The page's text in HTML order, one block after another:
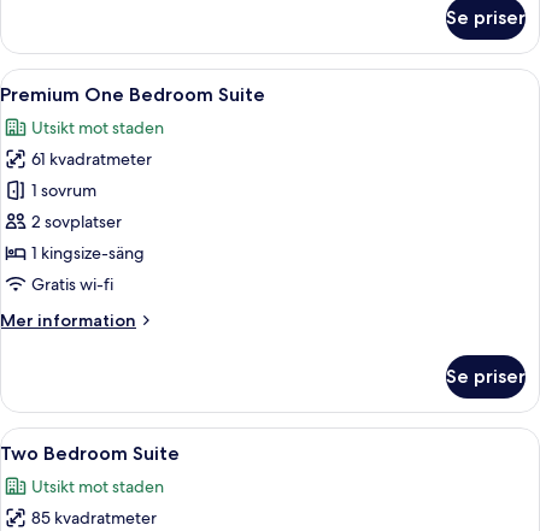
Bedroom
Suite
Se priser
Öppna
alla
foton
för
Premium
One
Bedroom
Suite
Ett modernt hotellrum med ett stort
16
Premium One Bedroom Suite
Utsikt mot staden
61 kvadratmeter
1 sovrum
2 sovplatser
1 kingsize-säng
Gratis wi-fi
Mer information
Mer
One
Bedroom
Suite
Se priser
Öppna
alla
foton
för
Ett modernt hotellrum med en stor
9
Two Bedroom Suite
Utsikt mot staden
85 kvadratmeter